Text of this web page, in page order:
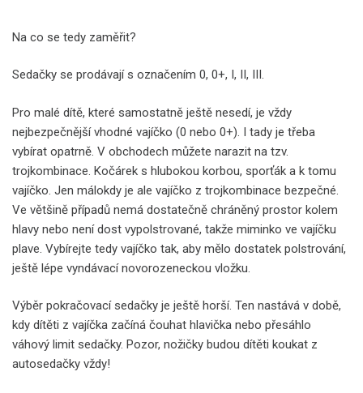
Na co se tedy zaměřit?
Sedačky se prodávají s označením 0, 0+, I, II, III.
Pro malé dítě, které samostatně ještě nesedí, je vždy
nejbezpečnější vhodné vajíčko (0 nebo 0+). I tady je třeba
vybírat opatrně. V obchodech můžete narazit na tzv.
trojkombinace. Kočárek s hlubokou korbou, sporťák a k tomu
vajíčko. Jen málokdy je ale vajíčko z trojkombinace bezpečné.
Ve většině případů nemá dostatečně chráněný prostor kolem
hlavy nebo není dost vypolstrované, takže miminko ve vajíčku
plave. Vybírejte tedy vajíčko tak, aby mělo dostatek polstrování,
ještě lépe vyndávací novorozeneckou vložku.
Výběr pokračovací sedačky je ještě horší. Ten nastává v době,
kdy dítěti z vajíčka začíná čouhat hlavička nebo přesáhlo
váhový limit sedačky. Pozor, nožičky budou dítěti koukat z
autosedačky vždy!